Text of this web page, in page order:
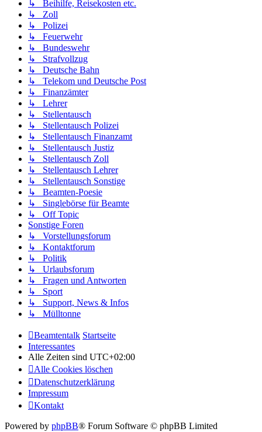
↳ Beihilfe, Reisekosten etc.
↳ Zoll
↳ Polizei
↳ Feuerwehr
↳ Bundeswehr
↳ Strafvollzug
↳ Deutsche Bahn
↳ Telekom und Deutsche Post
↳ Finanzämter
↳ Lehrer
↳ Stellentausch
↳ Stellentausch Polizei
↳ Stellentausch Finanzamt
↳ Stellentausch Justiz
↳ Stellentausch Zoll
↳ Stellentausch Lehrer
↳ Stellentausch Sonstige
↳ Beamten-Poesie
↳ Singlebörse für Beamte
↳ Off Topic
Sonstige Foren
↳ Vorstellungsforum
↳ Kontaktforum
↳ Politik
↳ Urlaubsforum
↳ Fragen und Antworten
↳ Sport
↳ Support, News & Infos
↳ Mülltonne
Beamtentalk Startseite
Interessantes
Alle Zeiten sind UTC+02:00
Alle Cookies löschen
Datenschutzerklärung
Impressum
Kontakt
Powered by phpBB® Forum Software © phpBB Limited